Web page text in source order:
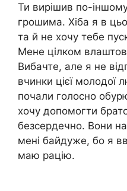
Ти вирішив по-
грошима. Хіба я в
та й не хочу тебе
Мене цілком
Вибачте, але я не
вчинки цієї молодої
почали голосно
хочу допомогти
безсердечно. Вони
мені байдуже, бо я
маю рацію.